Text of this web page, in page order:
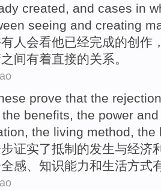
created and cases in
seeing and creating
有人 会看他已经完成的创作
之间有着直接的关系 。
prove that the rejection
the benefits, the power
, the living method, the
证实了抵制 的发生与经济
感、知识能力和生活方式